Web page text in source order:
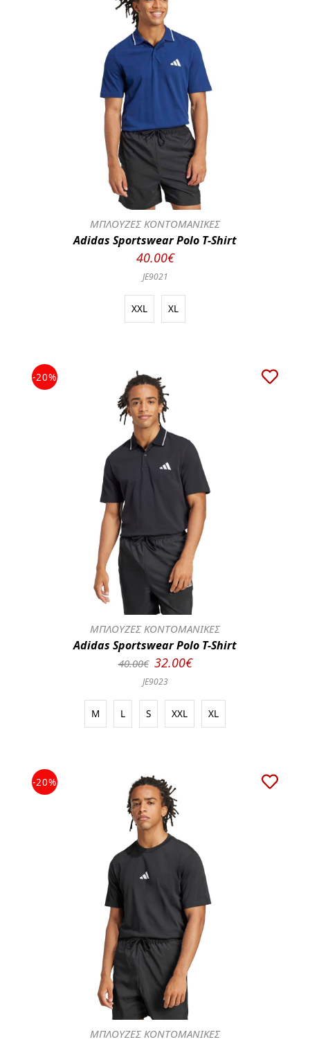
ΜΠΛΟΥΖΕΣ ΚΟΝΤΟΜΑΝΙΚΕΣ
Adidas Sportswear Polo T-Shirt
40.00€
JE9021
XXL XL
-20%
ΜΠΛΟΥΖΕΣ ΚΟΝΤΟΜΑΝΙΚΕΣ
Adidas Sportswear Polo T-Shirt
40.00€ 32.00€
JE9023
M L S XXL XL
-20%
ΜΠΛΟΥΖΕΣ ΚΟΝΤΟΜΑΝΙΚΕΣ